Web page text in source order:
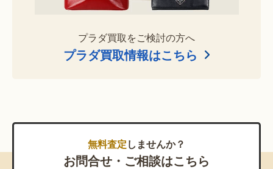
プラダ買取をご検討の方へ
プラダ買取情報はこちら
無料査定しませんか？
お問合せ・ご相談はこちら